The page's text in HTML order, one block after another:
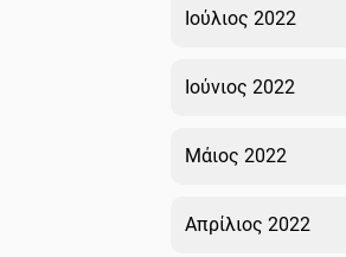
Ιούλιος 2022
Ιούνιος 2022
Μάιος 2022
Απρίλιος 2022